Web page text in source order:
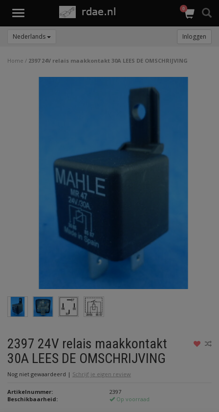
Toggle
0
Nederlands Inloggen
Home / 2397 24V relais maakkontakt 30A LEES DE OMSCHRIJVING
2397 24V relais maakkontakt
30A LEES DE OMSCHRIJVING
Nog niet gewaardeerd | Schrijf je eigen review
Artikelnummer:
2397
Beschikbaarheid:
Op voorraad